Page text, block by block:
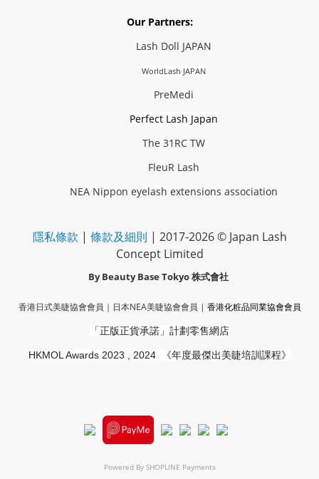
Our Partners:
Lash Doll JAPAN
WorldLash JAPAN
PreMedi
Perfect Lash Japan
The 31RC TW
FleuR Lash
NEA Nippon eyelash extensions association
隱私條款 | 條款及細則 | 2017-2026 © Japan Lash
Concept Limited
By Beauty Base Tokyo株式會社
香港日式美睫協會會員｜ 日本NEA美睫協會會員 | 香港化粧品同業協會會員
「正版正貨承諾」 計劃零售網店
HKMOL Awards 2023 , 2024 《年度最傑出美睫培訓課程》
Powered By SHOPLINE Payments